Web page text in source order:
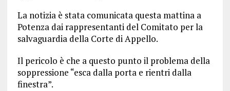
La notizia è stata comunicata questa mattina a
Potenza dai rappresentanti del Comitato per la
salvaguardia della Corte di Appello.
Il pericolo è che a questo punto il problema della
soppressione “esca dalla porta e rientri dalla
finestra”.